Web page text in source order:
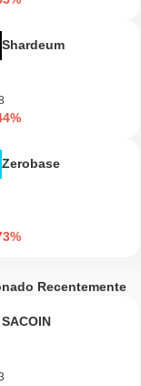
Shardeum
Zerobase
Recentemente
SACOIN